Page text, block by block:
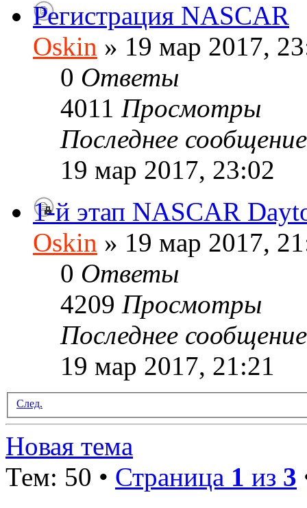
Регистрация NASCAR
Oskin » 19 мар 2017,
0 Ответы
4011 Просмотры
Последнее
19 мар 2017, 23:02
1-й этап NASCAR
Oskin » 19 мар 2017,
0 Ответы
4209 Просмотры
Последнее
19 мар 2017, 21:21
След.
Новая тема
Тем: 50 • Страница 1 из 3